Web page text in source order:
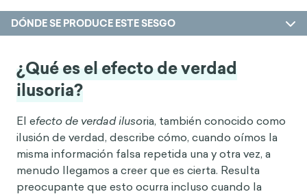
DÓNDE SE PRODUCE ESTE SESGO
¿Qué es el efecto de verdad
ilusoria?
El efecto de verdad ilusoria, también conocido como
ilusión de verdad, describe cómo, cuando oímos la
misma información falsa repetida una y otra vez, a
menudo llegamos a creer que es cierta. Resulta
preocupante que esto ocurra incluso cuando la